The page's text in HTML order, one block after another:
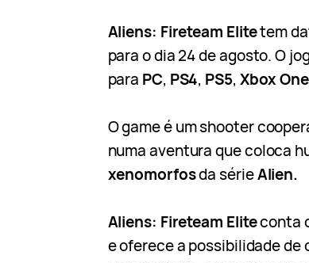
Aliens: Fireteam Elitetem
para o dia 24 de agosto. O
para PC, PS4, PS5, Xbox One
O game é um shooter
numa aventura que coloca
xenomorfosda sérieAlien.
Aliens: Fireteam Eliteconta
e oferece a possibilidade